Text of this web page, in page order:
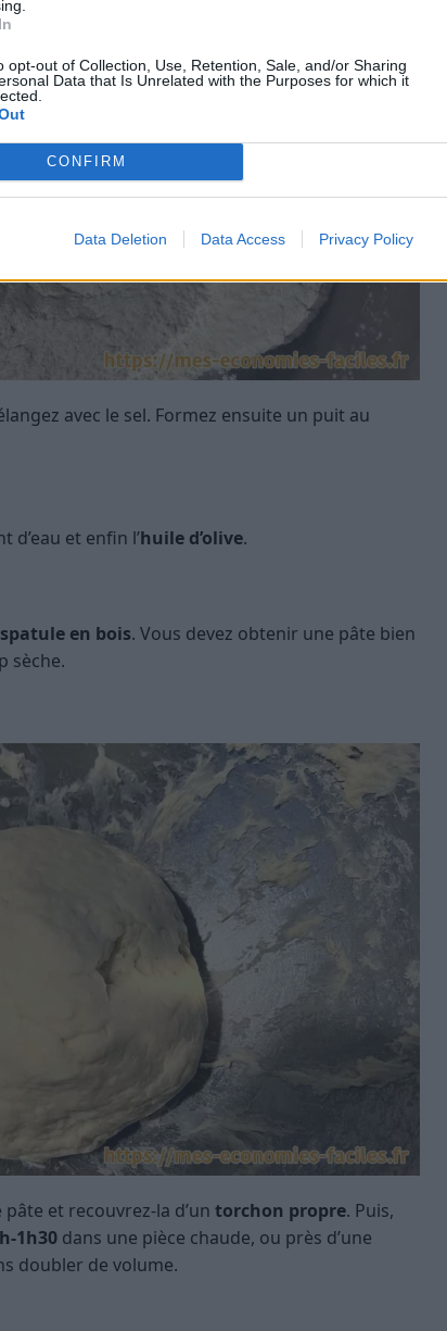
opt-out of Collection, Use, Retention, Sale, and/or Sharing
Data that Is Unrelated with the Purposes for which it
CONFIRM
Data Deletion Data Access Privacy Policy
avec le sel. Formez ensuite un puit au
d’eau et enfin l’huile d’olive.
spatule en bois. Vous devez obtenir une pâte bien
sèche.
et recouvrez-la d’un torchon propre. Puis,
1h30 dans une pièce chaude, ou près d’une
doubler de volume.